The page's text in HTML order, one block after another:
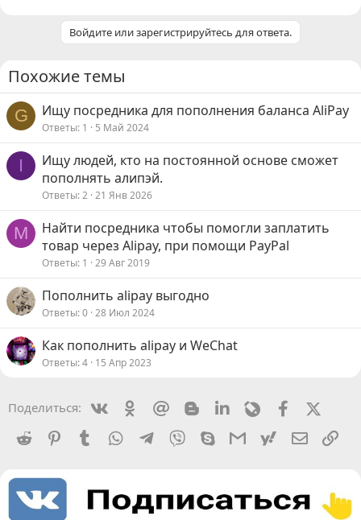
Войдите или зарегистрируйтесь для ответа.
Похожие темы
G Ищу посредника для пополнения баланса AliPay
Ответы 1 5 Май 2024
I
Ищу людей, кто на постоянной основе сможет
пополнять алипэй.
Ответы 2 21 Янв 2026
М
Найти посредника чтобы помогли заплатить
товар через Alipay, при помощи PayPal
Ответы 1 29 Авг 2019
Пополнить alipay выгодно
Ответы 0 28 Июл 2024
Как пополнить alipay и WeChat
Ответы 4 15 Апр 2023
Поделиться: VkontakteOdnoklassniki
Mail.ru BloggerLinkedinLivejournalFacebook
Reddit
PinterestTumblr WhatsAppTelegram
Viber SkypeGmailyahoomail